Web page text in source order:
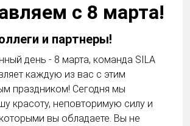
с 8 марта!
и партнеры!
день - 8 марта, команда SILA
каждую из вас с этим
праздником! Сегодня мы
красоту, неповторимую силу и
вы обладаете. Вы не